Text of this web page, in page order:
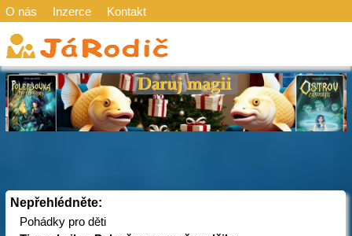
O nás Inzerce Kontakt
Nepřehlédněte:
Pohádky pro děti